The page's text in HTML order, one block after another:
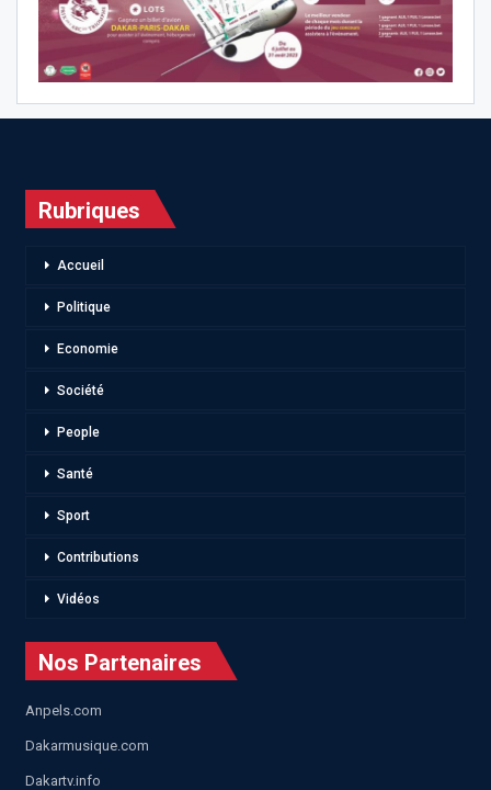
Rubriques
Accueil
Politique
Economie
Société
People
Santé
Sport
Contributions
Vidéos
Nos Partenaires
Anpels.com
Dakarmusique.com
Dakartv.info